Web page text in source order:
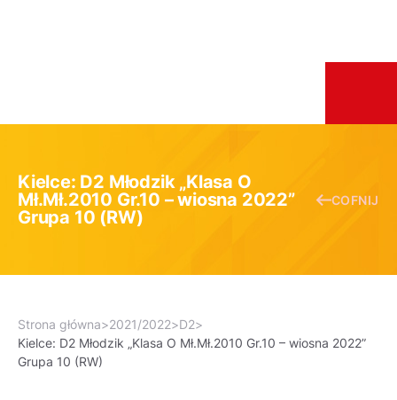
Kielce: D2 Młodzik „Klasa O
Mł.Mł.2010 Gr.10 – wiosna 2022”
Grupa 10 (RW)
COFNIJ
Strona główna>2021/2022>D2>
Kielce: D2 Młodzik „Klasa O Mł.Mł.2010 Gr.10 – wiosna 2022”
Grupa 10 (RW)